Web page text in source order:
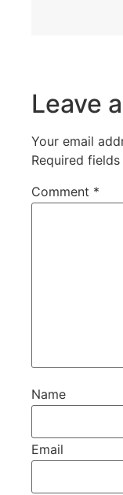
Leave
Your email
Required
Comment *
Name
Email